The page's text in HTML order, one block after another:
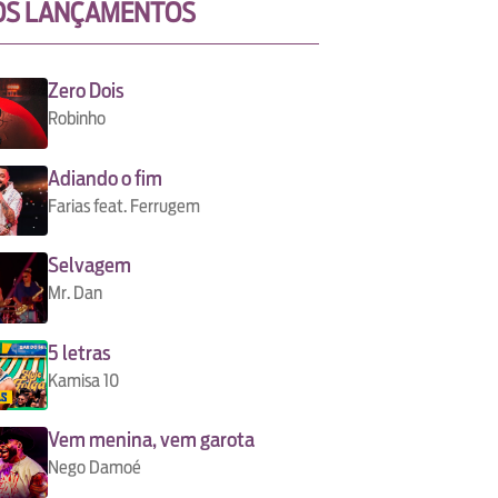
LANÇAMENTOS
Zero Dois
Robinho
Adiando o fim
Farias feat. Ferrugem
Selvagem
Mr. Dan
5 letras
Kamisa 10
Vem menina, vem garota
Nego Damoé